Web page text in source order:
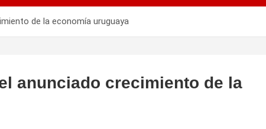
de la economía uruguaya
anunciado crecimiento de la